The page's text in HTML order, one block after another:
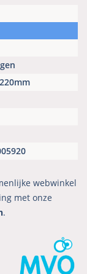
webwinkel
met onze
.